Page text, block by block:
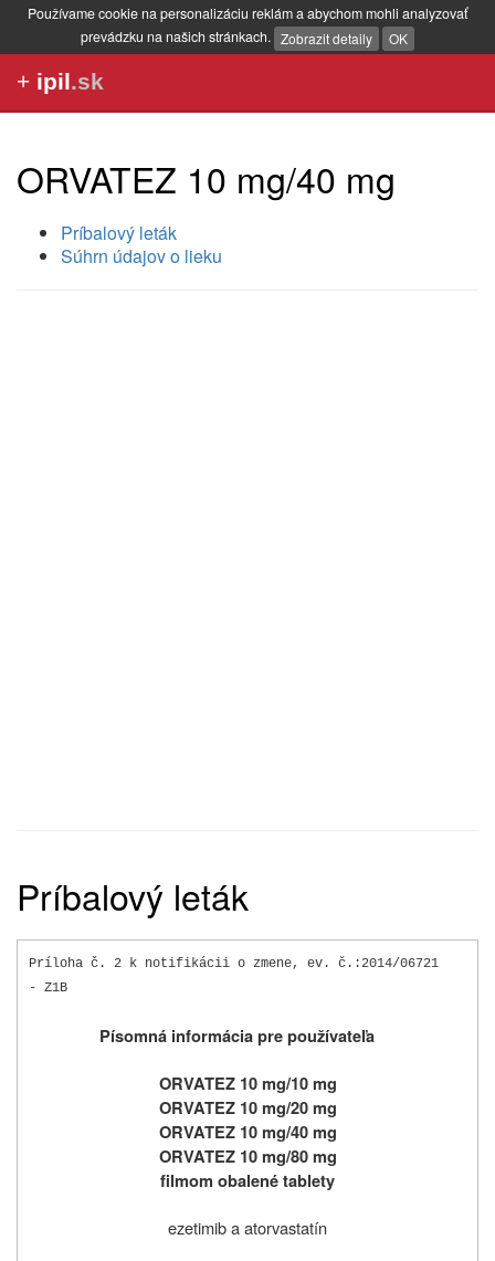
Používame cookie na personalizáciu reklám a abychom mohli analyzovať
prevádzku na našich stránkach. Zobrazit detaily OK
+ ipil.sk
ORVATEZ 10 mg/40 mg
Príbalový leták
Súhrn údajov o lieku
Príbalový leták
Príloha č. 2 k notifikácii o zmene, ev. č.:2014/06721
- Z1B
Písomná informácia pre používateľa
ORVATEZ 10 mg/10 mg
ORVATEZ 10 mg/20 mg
ORVATEZ 10 mg/40 mg
ORVATEZ 10 mg/80 mg
filmom obalené tablety
ezetimib a atorvastatín